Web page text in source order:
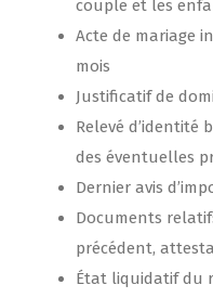
couple et les
Acte de mariage
mois
Justificatif de
Relevé d’identité
des éventuelles
Dernier avis
Documents
précédent,
État liquidatif du